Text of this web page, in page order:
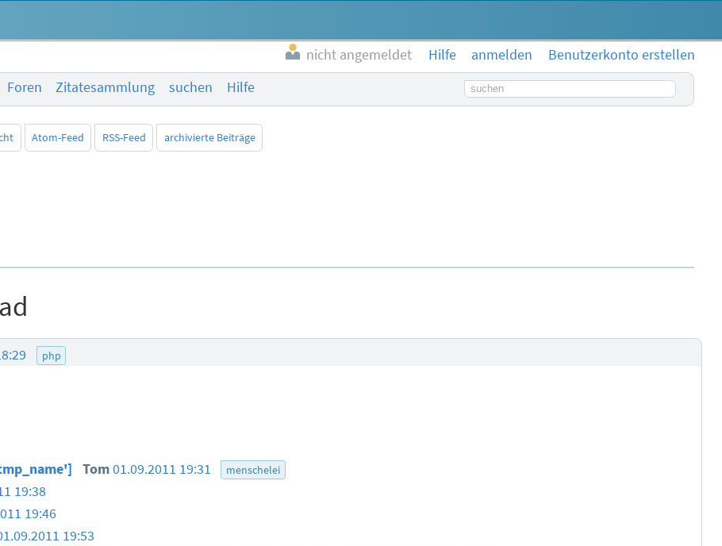
nicht angemeldet Hilfe anmelden
Benutzerkonto erstellen
Foren Zitatesammlung suchen Hilfe Suchbegriff
Atom-Feed RSS-Feed archivierte Beiträge
php
Tom01.09.2011 19:31 menschelei
19:38
19:46
19:53